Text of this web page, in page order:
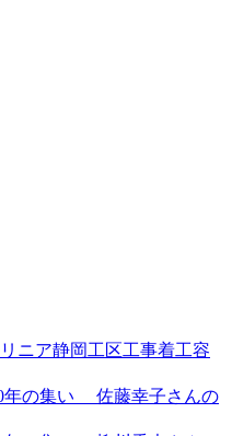
ニア静岡工区工事着工容
年の集い 佐藤幸子さんの